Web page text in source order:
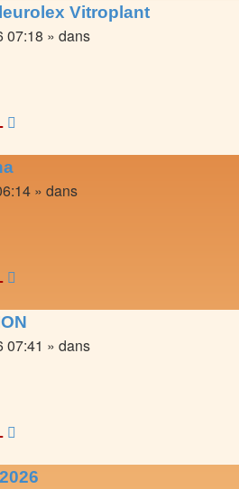
Vitroplant
07:18 » dans
» dans
07:41 » dans